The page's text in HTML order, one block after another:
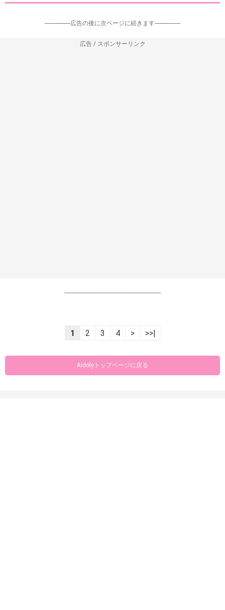
-----------------広告の後に次ページに続きます-----------------
広告 / スポンサーリンク
----------------------------------------------------------------
1 2 3 4 > >>|
Aidolyトップページに戻る